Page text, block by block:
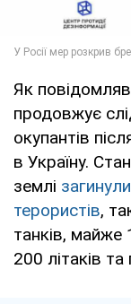
Як
продовжує
окупантів
в Україну.
землі
терористів,
танків, майже
200 літаків та